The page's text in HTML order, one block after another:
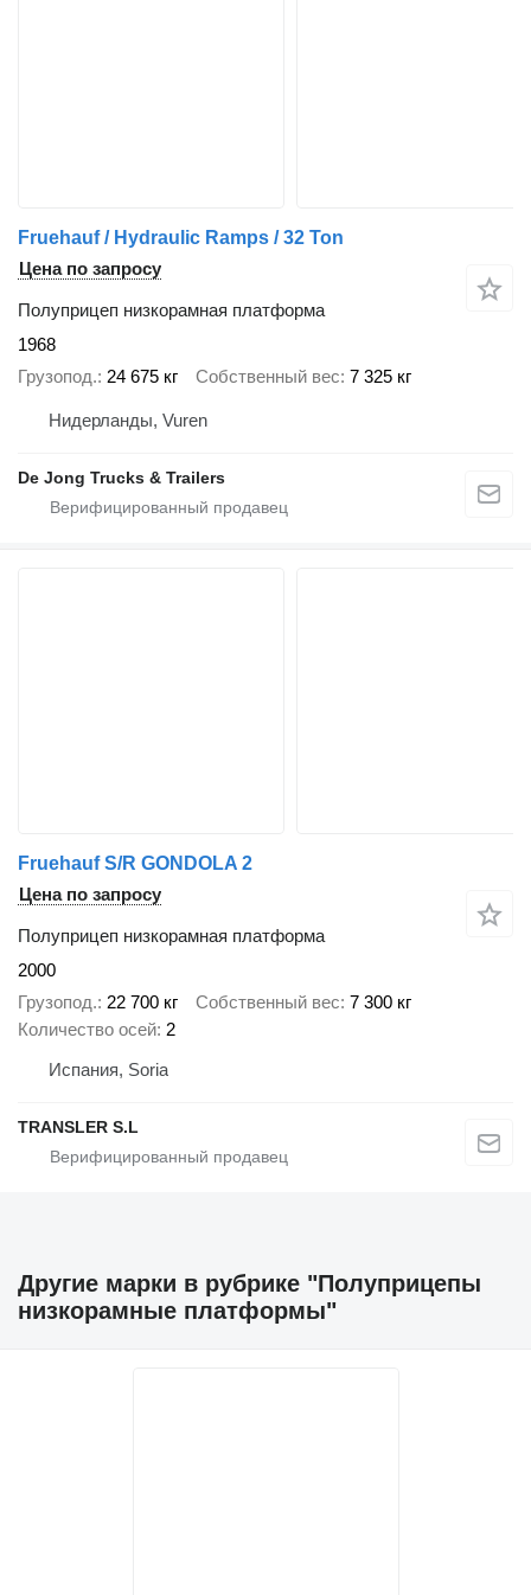
Fruehauf / Hydraulic Ramps / 32 Ton
Цена по запросу
Полуприцеп низкорамная платформа
1968
Грузопод. 24 675 кг Собственный вес 7 325 кг
Нидерланды, Vuren
De Jong Trucks & Trailers
Fruehauf S/R GONDOLA 2
Цена по запросу
Полуприцеп низкорамная платформа
2000
Грузопод. 22 700 кг Собственный вес 7 300 кг
Количество осей 2
Испания, Soria
TRANSLER S.L
Другие марки в рубрике "Полуприцепы
низкорамные платформы"